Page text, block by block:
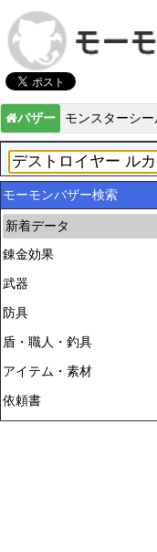
バザー モンスターシー
モーモンバザー検索
新着データ
錬金効果
武器
防具
盾・職人・釣具
アイテム・素材
依頼書